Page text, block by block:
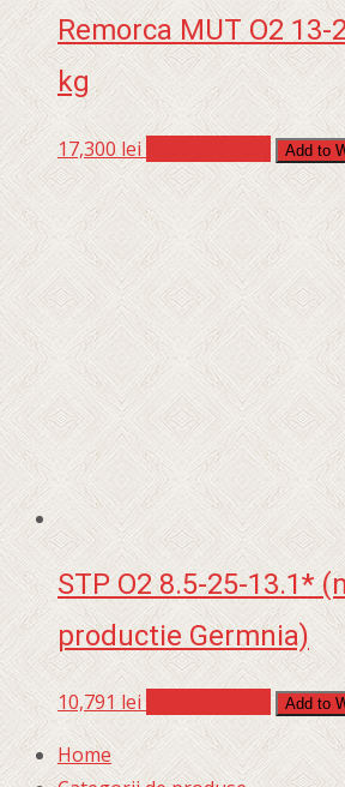
Remorca MUT O2 13-
kg
17,300 lei Add to
STP O2 8.5-25-13.1*
productie Germnia)
10,791 lei Add to
Home